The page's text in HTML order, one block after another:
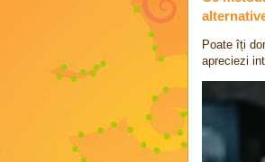
Poate îți
apreciezi